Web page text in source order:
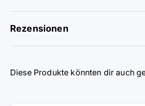
Rezensionen
Diese Produkte könnten dir auch